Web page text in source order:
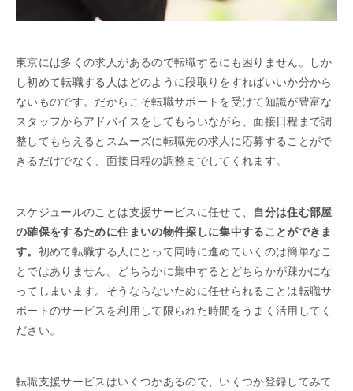
東京には多くの求人があるので転職するにも困りません。しか
し初めて転職する人はどのように段取りをすればいいか分から
ないものです。だからこそ転職サポートを受けて知識が豊富な
スタッフからアドバイスをしてもらいながら、面接日程まで調
整してもらえるとスムーズに転職先の求人に応募することがで
きるだけでなく、面接日程の調整までしてくれます。
スケジュールのことは支援サービスに任せて、
自分は住む部屋
の確保をするために住まいの物件探しに集中することができま
す。 初めて転職する人にとって同時に進めていくのは簡単なこ
とではありません。どちらかに集中するとどちらかが疎かにな
ってしまいます。そうならないために任せられることは転職サ
ポートのサービスを利用して限られた時間をうまく活用してく
ださい。
転職支援サービスはいくつかあるので、いくつか登録してみて